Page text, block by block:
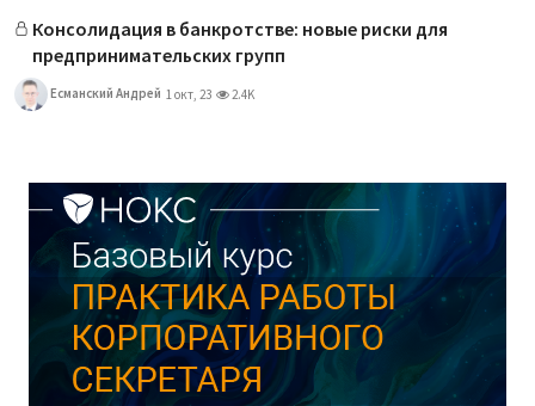
Консолидация в банкротстве: новые риски для
предпринимательских групп
Есманский Андрей 1 окт, 23 2.4K